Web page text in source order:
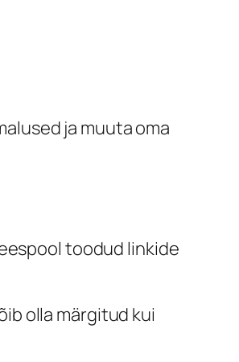
ja muuta oma
toodud linkide
olla märgitud kui